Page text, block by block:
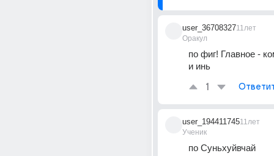
user_36708327
Оракул
11лет
по фиг! Главное -
и инь
1
user_194411745
Ученик
11лет
по Суньхуйвчай